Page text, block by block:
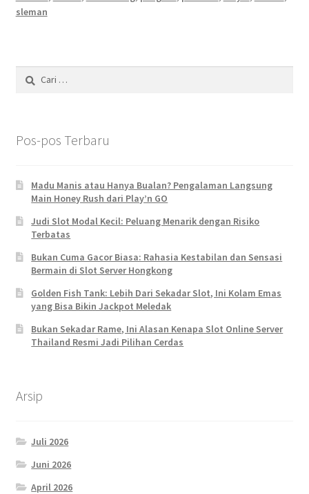
sleman
untuk:
Pos-pos Terbaru
Madu Manis atau Hanya Bualan? Pengalaman Langsung
Main Honey Rush dari Play’n GO
Judi Slot Modal Kecil: Peluang Menarik dengan Risiko
Terbatas
Bukan Cuma Gacor Biasa: Rahasia Kestabilan dan Sensasi
Bermain di Slot Server Hongkong
Golden Fish Tank: Lebih Dari Sekadar Slot, Ini Kolam Emas
yang Bisa Bikin Jackpot Meledak
Bukan Sekadar Rame, Ini Alasan Kenapa Slot Online Server
Thailand Resmi Jadi Pilihan Cerdas
Arsip
Juli 2026
Juni 2026
April 2026